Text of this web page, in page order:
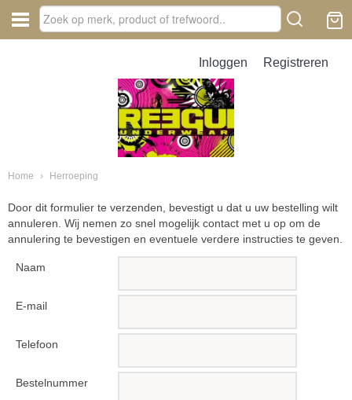
Inloggen Registreren
Home › Herroeping
Door dit formulier te verzenden, bevestigt u dat u uw bestelling wilt
annuleren. Wij nemen zo snel mogelijk contact met u op om de
annulering te bevestigen en eventuele verdere instructies te geven.
Naam
E-mail
Telefoon
Bestelnummer